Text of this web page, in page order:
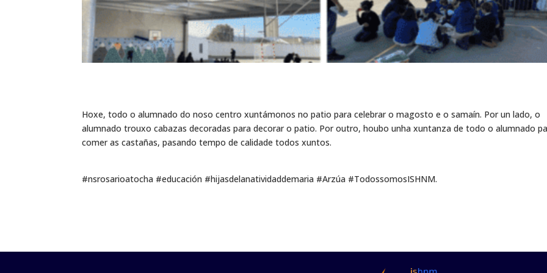
Hoxe, todo o alumnado do noso centro xuntámonos no patio para celebrar o magosto e o samaín. Por un lado, o
alumnado trouxo cabazas decoradas para decorar o patio. Por outro, houbo unha xuntanza de todo o alumnado
comer as castañas, pasando tempo de calidade todos xuntos.
#nsrosarioatocha #educación #hijasdelanatividaddemaria #Arzúa #TodossomosISHNM.